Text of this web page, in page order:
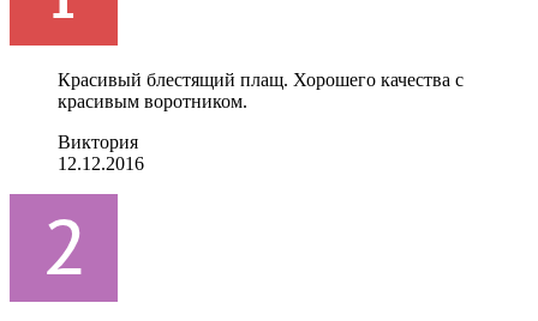
Красивый блестящий плащ. Хорошего качества с
красивым воротником.
Виктория
12.12.2016